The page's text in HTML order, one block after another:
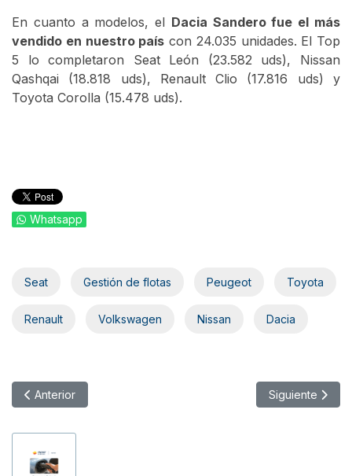
En cuanto a modelos, el Dacia Sandero fue el más
vendido en nuestro país con 24.035 unidades. El Top
5 lo completaron Seat León (23.582 uds), Nissan
Qashqai (18.818 uds), Renault Clio (17.816 uds) y
Toyota Corolla (15.478 uds).
Whatsapp
Seat Gestión de flotas Peugeot Toyota
Renault Volkswagen Nissan Dacia
Artículo anterior: La nueva Kangoo llegará en mayo
Anterior Artículo
Siguiente